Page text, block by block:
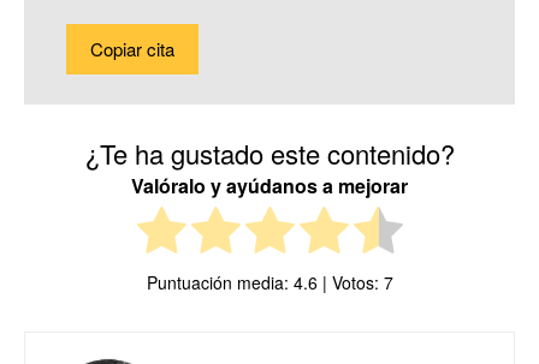
Copiar cita
¿Te ha gustado este contenido?
Valóralo y ayúdanos a mejorar
Puntuación media: 4.6| Votos: 7